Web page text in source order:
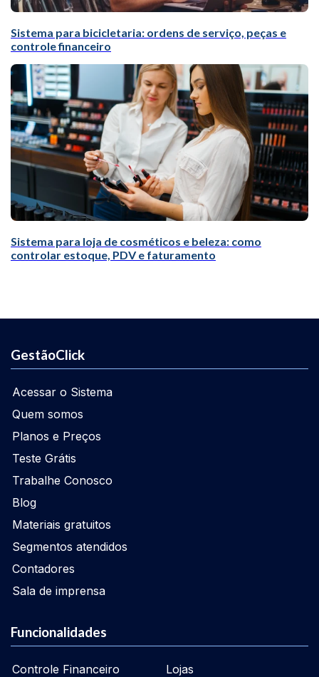
Sistema para bicicletaria: ordens de serviço, peças e
controle financeiro
Sistema para loja de cosméticos e beleza: como
controlar estoque, PDV e faturamento
GestãoClick
Acessar o Sistema
Quem somos
Planos e Preços
Teste Grátis
Trabalhe Conosco
Blog
Materiais gratuitos
Segmentos atendidos
Contadores
Sala de imprensa
Funcionalidades
Controle Financeiro
Lojas